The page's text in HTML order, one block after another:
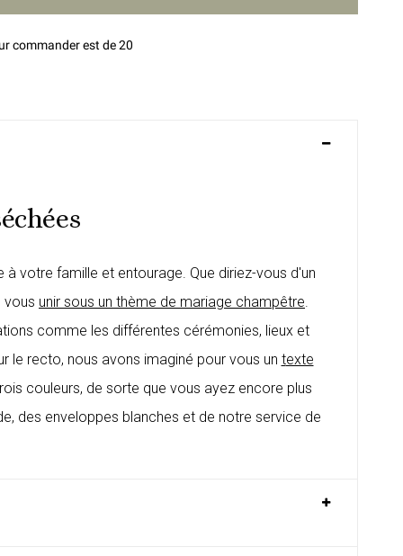
commander est de 20
votre famille et entourage. Que diriez-vous d'un
vous unir sous un thème de mariage champêtre.
comme les différentes cérémonies, lieux et
le recto, nous avons imaginé pour vous un texte
couleurs, de sorte que vous ayez encore plus
des enveloppes blanches et de notre service de